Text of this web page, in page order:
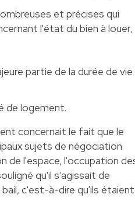
et précises qui
l'état du bien à louer,
partie de la durée de vie
de logement.
concernait le fait que le
sujets de négociation
de l'espace, l'occupation
qu'il s'agissait de
c'est-à-dire qu'ils étaient